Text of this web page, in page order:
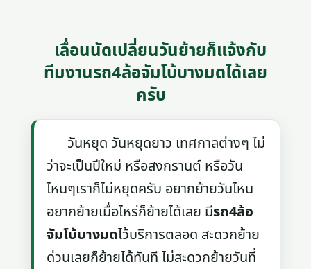
เลื่อนนัดเปลี่ยนวันย้ายก็แจ้งกับ
ทีมงานรถ4ล้อจัมโบ้บางมดได้เลย
ครับ
วันหยุด วันหยุดยาว เทศกาลต่างๆ ไม่
ว่าจะเป็นปีใหม่ หรือสงกรานต์ หรือวัน
ไหนๆเราก็ไม่หยุดครับ อยากย้ายวันไหน
อยากย้ายเมื่อไหร่ก็ย้ายได้เลย มีรถ4ล้อ
จัมโบ้บางมดไว้บริการตลอด สะดวกย้าย
ด่วนเลยก็ย้ายได้ทันที ไม่สะดวกย้ายวันที่